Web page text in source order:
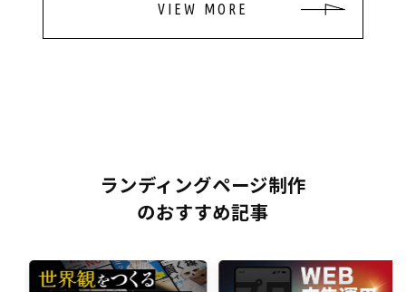
VIEW MORE
ランディングページ制作
のおすすめ記事
LPブログ LPブログ